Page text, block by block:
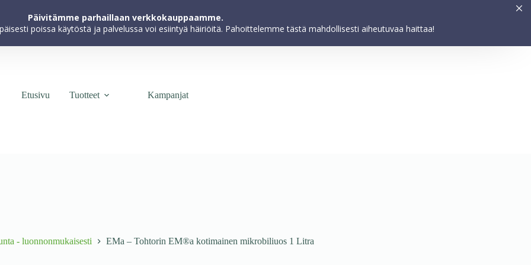
Päivitämme parhaillaan verkkokauppaamme.
poissa käytöstä ja palvelussa voi esiintyä häiriöitä. Pahoittelemme tästä mahdollisesti aiheutuvaa haittaa!
Etusivu Tuotteet Kampanjat
- luonnonmukaisesti EMa – Tohtorin EM®a kotimainen mikrobiliuos 1 Litra
parantamiseksi, markkinoinnin toteuttamiseksi ja käyttöä
evästeiden käytön.